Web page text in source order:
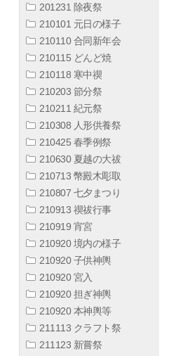
201231 除夜祭
210101 元日の様子
210110 合同新年会
210115 どんど焼
210118 寒中禊
210203 節分祭
210211 紀元祭
210308 人形供養祭
210425 春季例祭
210630 夏越の大祓
210713 幣殿木彫取
210807 七夕まつり
210913 禊祓行事
210919 宵宮
210920 境内の様子
210920 子供神輿
210920 宮入
210920 担ぎ神輿
210920 本神輿等
211113 クラフト祭
211123 新嘗祭